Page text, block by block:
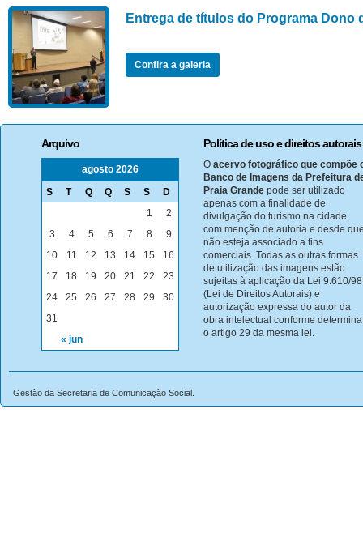
Entrega de títulos do Programa Dono
Confira a galeria
Arquivo
agosto 2026
S
T Q Q S S D
« jun
1
2
3
4 5 6 7 8
9
10
11 12 13 14 15
16
17
18 19 20 21 22
23
24
25 26 27 28 29
30
31
Política de uso e direitos autorais
O acervo fotográfico que compõe
Banco de Imagens da Prefeitura
Praia Grande pode ser utilizado
apenas com a finalidade de
divulgação do turismo na cidade,
com menção de autoria e desde
não esteja associado a fins
comerciais. Todas as outras formas
de utilização das imagens estão
sujeitas à aplicação da Lei 9.610/98
(Lei de Direitos Autorais) e
autorização expressa do autor da
obra intelectual conforme determina
o artigo 29 da mesma lei.
Gestão da Secretaria de Comunicação Social.